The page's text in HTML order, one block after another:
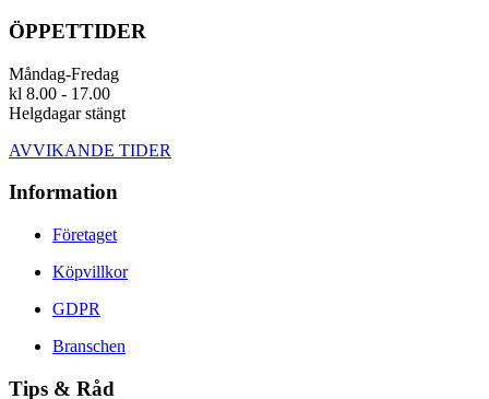
ÖPPETTIDER
Måndag-Fredag
kl 8.00 - 17.00
Helgdagar stängt
AVVIKANDE TIDER
Information
Företaget
Köpvillkor
GDPR
Branschen
Tips & Råd